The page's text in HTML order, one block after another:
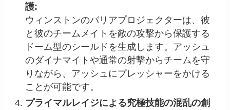
護:
ウィンストンのバリアプロジェクターは、彼
と彼のチームメイトを敵の攻撃から保護する
ドーム型のシールドを生成します。アッシュ
のダイナマイトや通常の射撃からチームを守
りながら、アッシュにプレッシャーをかける
ことが可能です。
プライマルレイジによる究極技能の混乱の創